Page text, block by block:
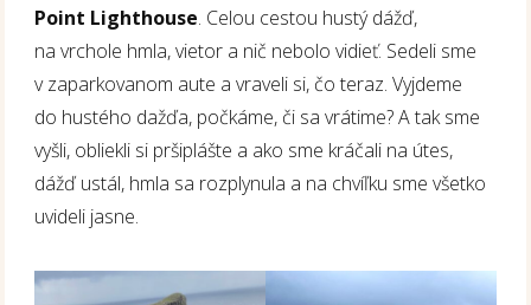
Point Lighthouse. Celou cestou hustý dážď,
na vrchole hmla, vietor a nič nebolo vidieť. Sedeli sme
v zaparkovanom aute a vraveli si, čo teraz. Vyjdeme
do hustého dažďa, počkáme, či sa vrátime? A tak sme
vyšli, obliekli si pršiplášte a ako sme kráčali na útes,
dážď ustál, hmla sa rozplynula a na chvíľku sme všetko
uvideli jasne.